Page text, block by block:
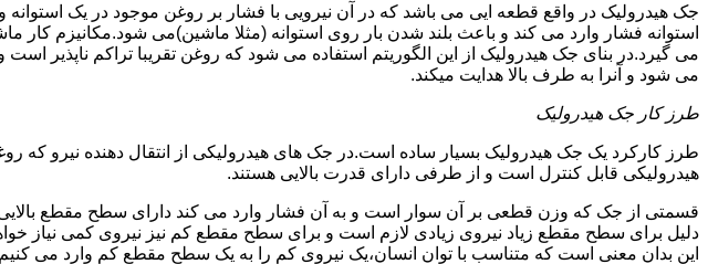
جک هیدرولیک در واقع قطعه ایی می باشد که در آن نیرویی با فشار بر روغن موجود در یک استوانه
استوانه فشار وارد می کند و باعث بلند شدن بار روی استوانه (مثلا ماشین)می شود.مکانیزم کار
می گیرد.در بنای جک هیدرولیک از این الگوریتم استفاده می شود که روغن تقریبا تراکم ناپذیر
می شود و آنرا به طرف بالا هدایت میکند.
طرز کار جک هیدرولیک
طرز کارکرد یک جک هیدرولیک بسیار ساده است.در جک های هیدرولیکی از انتقال دهنده نیرو
هیدرولیکی قابل کنترل است و از طرفی دارای قدرت بالایی هستند.
قسمتی از جک که وزن قطعی بر آن سوار است و به آن فشار وارد می کند دارای سطح مقطع
دلیل برای سطح مقطع زیاد نیروی زیادی لازم است و برای سطح مقطع کم نیز نیروی کمی نیاز
این بدان معنی است که متناسب با توان انسان،یک نیروی کم را به یک سطح مقطع کم وارد می